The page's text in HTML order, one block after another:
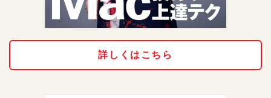
詳しくはこちら